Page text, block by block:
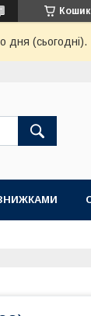
Кошик
дня (сьогодні).